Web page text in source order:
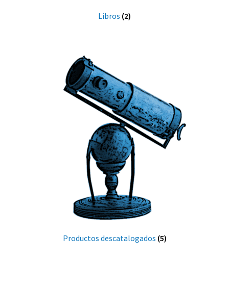
Libros (2)
Productos descatalogados (5)